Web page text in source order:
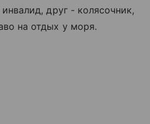
друг - колясочник,
на отдых у моря.